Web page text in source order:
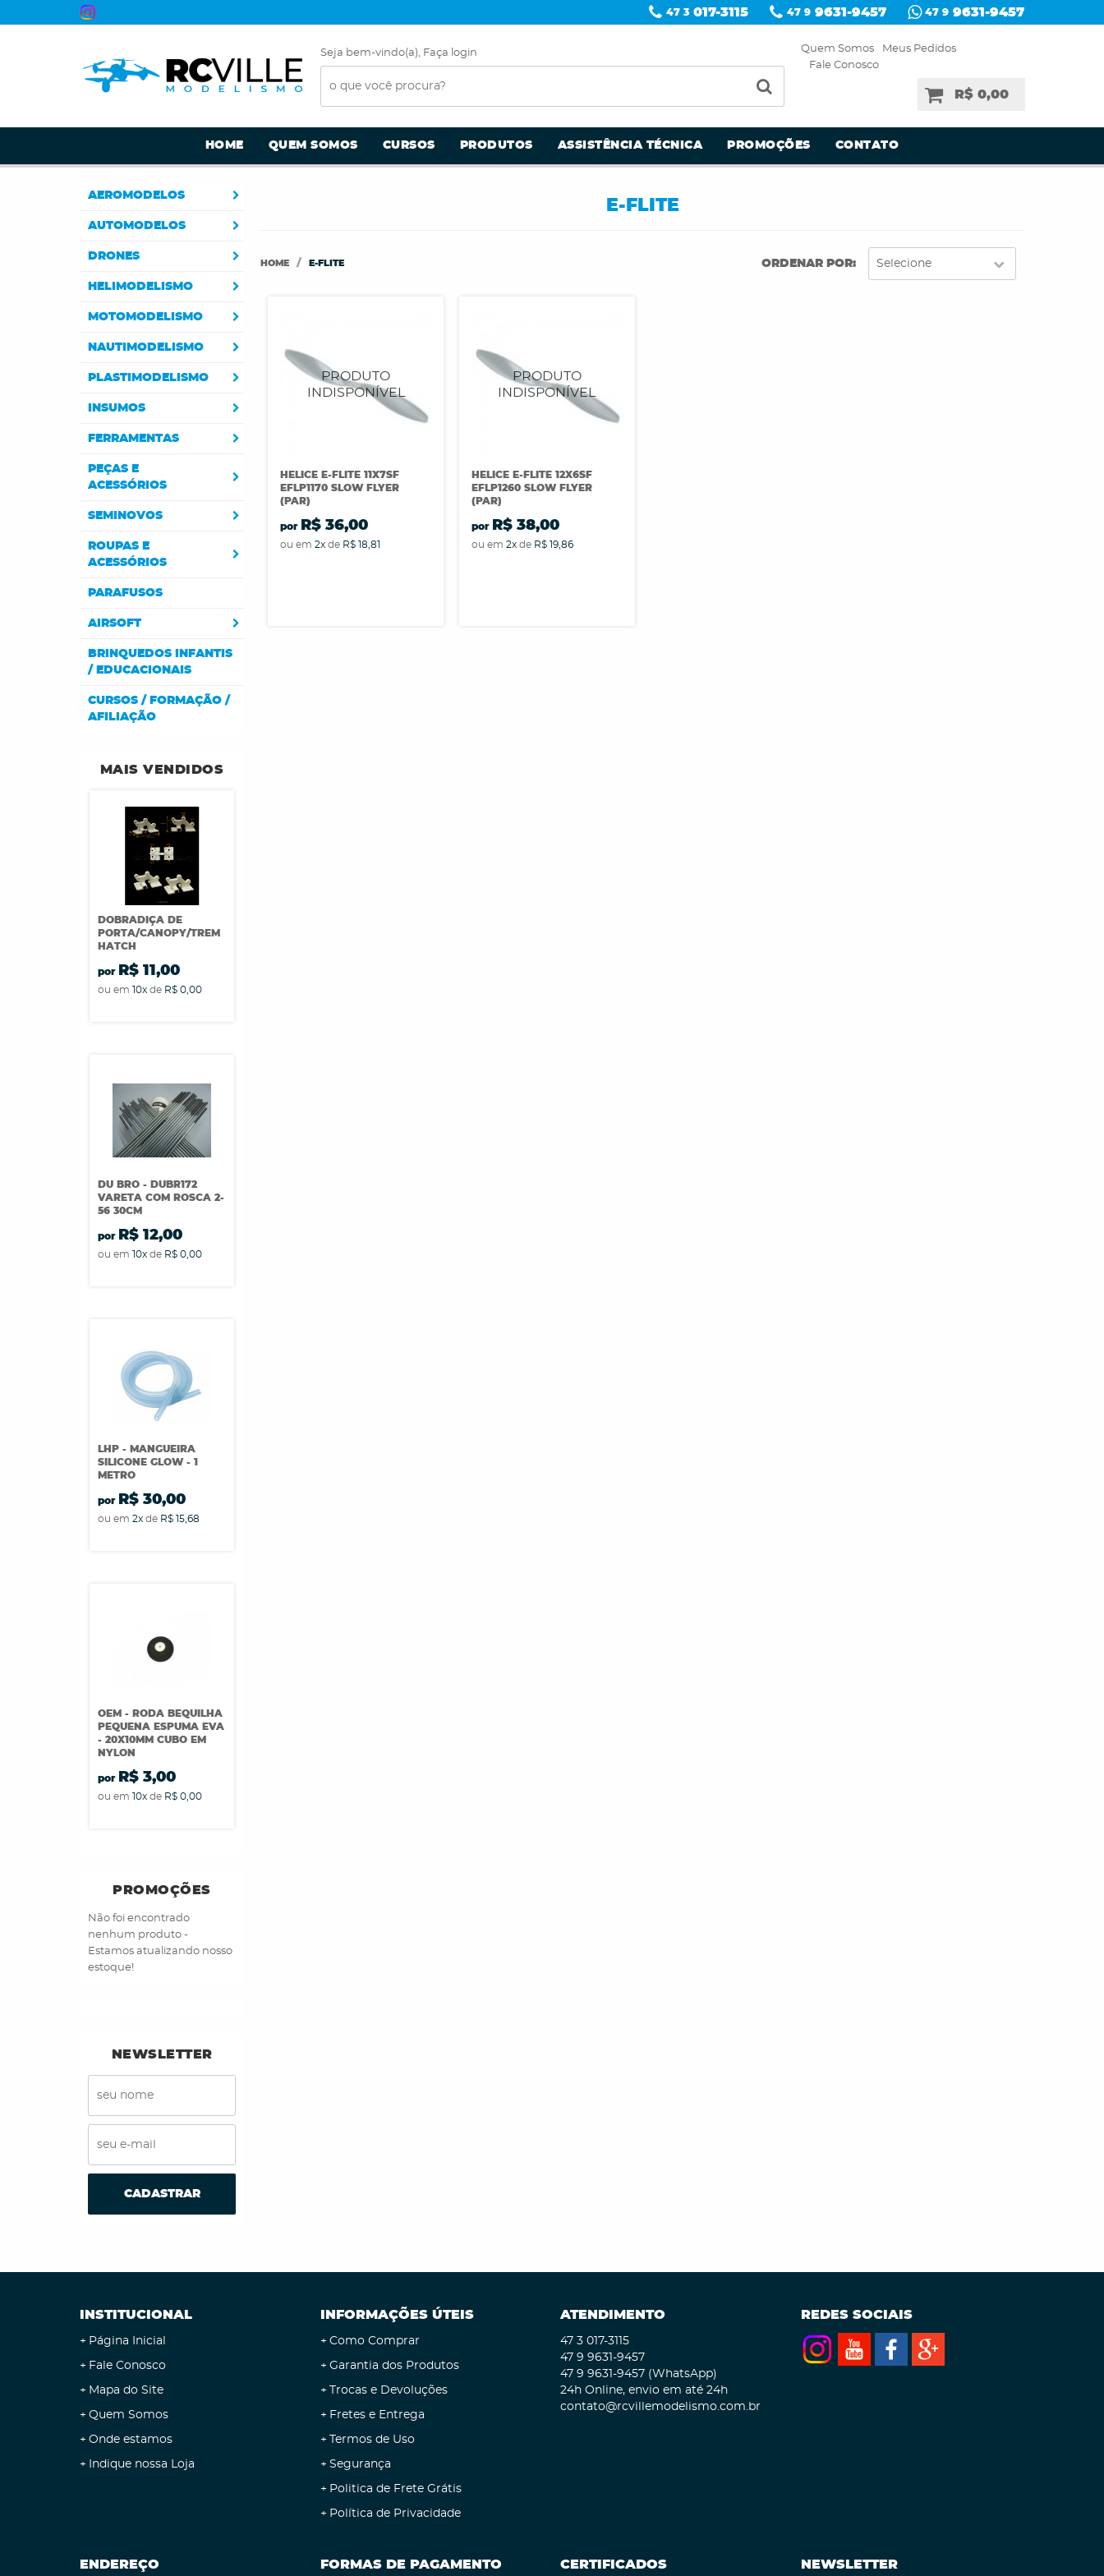
47 3 017-3115 47 9 9631-9457 47 9 9631-9457
Seja bem-vindo(a), Faça login Quem Somos
Meus Pedidos
Fale Conosco
R$ 0,00
HOME QUEM SOMOS CURSOS PRODUTOS ASSISTÊNCIA TÉCNICA PROMOÇÕES CONTATO
AEROMODELOS
AUTOMODELOS
DRONES
HELIMODELISMO
MOTOMODELISMO
NAUTIMODELISMO
PLASTIMODELISMO
INSUMOS
FERRAMENTAS
PEÇAS E
ACESSÓRIOS
SEMINOVOS
ROUPAS E
ACESSÓRIOS
PARAFUSOS
AIRSOFT
BRINQUEDOS INFANTIS
/ EDUCACIONAIS
CURSOS / FORMAÇÃO /
AFILIAÇÃO
MAIS VENDIDOS
DOBRADIÇA DE
PORTA/CANOPY/TREM
HATCH
por R$ 11,00
ou em 10xde R$ 0,00
DU BRO - DUBR172
VARETA COM ROSCA 2-
56 30CM
por R$ 12,00
ou em 10xde R$ 0,00
LHP - MANGUEIRA
SILICONE GLOW - 1
METRO
por R$ 30,00
ou em 2xde R$ 15,68
OEM - RODA BEQUILHA
PEQUENA ESPUMA EVA
- 20X10MM CUBO EM
NYLON
por R$ 3,00
ou em 10xde R$ 0,00
PROMOÇÕES
Não foi encontrado
nenhum produto -
Estamos atualizando nosso
estoque!
NEWSLETTER
CADASTRAR
E-FLITE
HOME E-FLITE ORDENAR POR Selecione
HELICE E-FLITE 11X7SF
EFLP1170 SLOW FLYER
(PAR)
por R$ 36,00
ou em2x de R$ 18,81
HELICE E-FLITE 12X6SF
EFLP1260 SLOW FLYER
(PAR)
por R$ 38,00
ou em 2xde R$ 19,86
INSTITUCIONAL
Página Inicial
Fale Conosco
Mapa do Site
Quem Somos
Onde estamos
Indique nossa Loja
INFORMAÇÕES ÚTEIS
Como Comprar
Garantia dos Produtos
Trocas e Devoluções
Fretes e Entrega
Termos de Uso
Segurança
Politica de Frete Grátis
Política de Privacidade
ATENDIMENTO
47 3 017-3115
47 9 9631-9457
47 9 9631-9457 (WhatsApp)
24h Online, envio em até 24h
contato@rcvillemodelismo.com.br
REDES SOCIAIS
ENDEREÇO FORMAS DE PAGAMENTO CERTIFICADOS NEWSLETTER